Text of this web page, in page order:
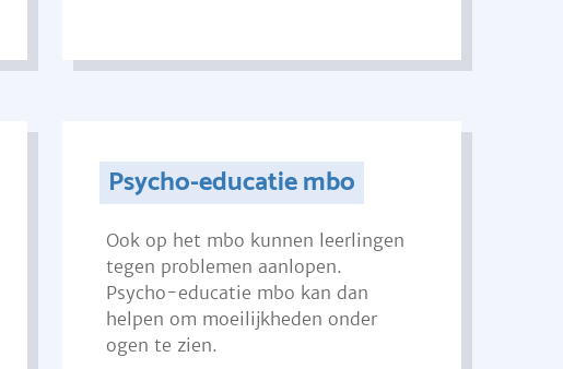
Psycho-educatie mbo
Ook op het mbo kunnen leerlingen
tegen problemen aanlopen.
Psycho-educatie mbo kan dan
helpen om moeilijkheden onder
ogen te zien.